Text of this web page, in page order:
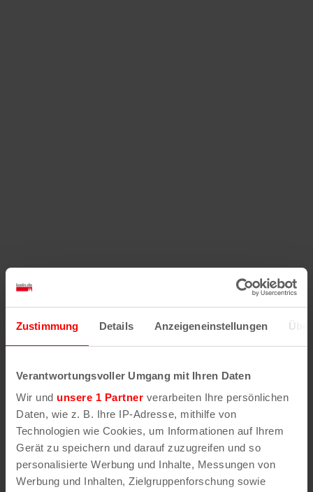
Zustimmung Details Anzeigeneinstellungen
Verantwortungsvoller Umgang mit Ihren Daten
Wir und unsere 1 Partner verarbeiten Ihre persönlichen
Daten, wie z. B. Ihre IP-Adresse, mithilfe von
Technologien wie Cookies, um Informationen auf Ihrem
Gerät zu speichern und darauf zuzugreifen und so
personalisierte Werbung und Inhalte, Messungen von
Werbung und Inhalten, Zielgruppenforschung sowie